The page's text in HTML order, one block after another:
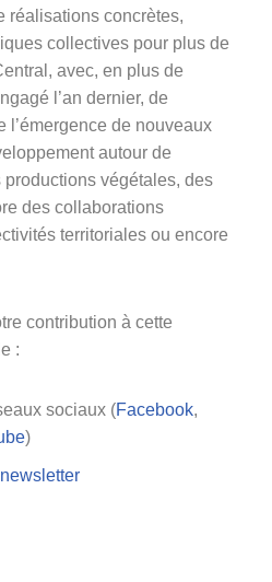
réalisations concrètes,
collectives pour plus de
avec, en plus de
l’an dernier, de
l’émergence de nouveaux
autour de
productions végétales, des
des collaborations
territoriales ou encore
contribution à cette
:
sociaux (Facebook,
)